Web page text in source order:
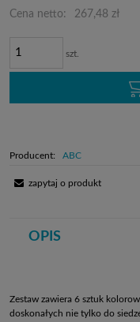
Cena netto: 267,48 zł
szt.
Producent: ABC
zapytaj o produkt
OPIS
Zestaw zawiera 6 sztuk
doskonałych nie tylko do